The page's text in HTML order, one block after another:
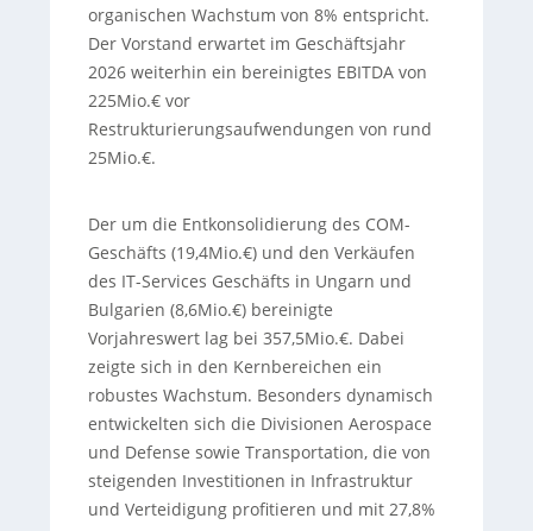
organischen Wachstum von 8% entspricht.
Der Vorstand erwartet im Geschäftsjahr
2026 weiterhin ein bereinigtes EBITDA von
225Mio.€ vor
Restrukturierungsaufwendungen von rund
25Mio.€.
Der um die Entkonsolidierung des COM-
Geschäfts (19,4Mio.€) und den Verkäufen
des IT-Services Geschäfts in Ungarn und
Bulgarien (8,6Mio.€) bereinigte
Vorjahreswert lag bei 357,5Mio.€. Dabei
zeigte sich in den Kernbereichen ein
robustes Wachstum. Besonders dynamisch
entwickelten sich die Divisionen Aerospace
und Defense sowie Transportation, die von
steigenden Investitionen in Infrastruktur
und Verteidigung profitieren und mit 27,8%